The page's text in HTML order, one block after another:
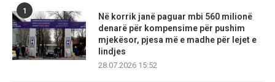
1
Në korrik janë paguar mbi 560 milionë
denarë për kompensime për pushim
mjekësor, pjesa më e madhe për lejet e
lindjes
28.07.2026 15:52